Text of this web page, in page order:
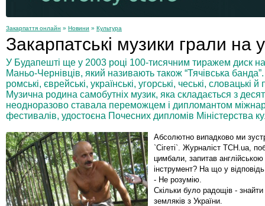
Закарпаття онлайн » Новини » Культура
Закарпатські музики грали на
У Будапешті ще у 2003 році 100-тисячним тиражем диск
Маньо-Чернівців, який називають також “Тячівська
ромські, єврейські, українські, угорські, чеські, словацькі й
Музична родина самобутніх музик, яка складається з
неодноразово ставала переможцем і дипломантом
фестивалів, удостоєна Почесних дипломів Міністерства
Абсолютно випадково ми
`Сігеті`. Журналіст ТСН.ua,
цимбали, запитав
інструмент? На що у
- Не розумію.
Скільки було радощів - знайти
земляків з України.